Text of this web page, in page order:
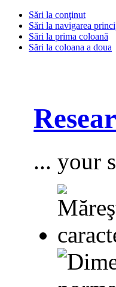
Sări la conţinut
Sări la navigarea
Sări la prima coloană
Sări la coloana a doua
... your